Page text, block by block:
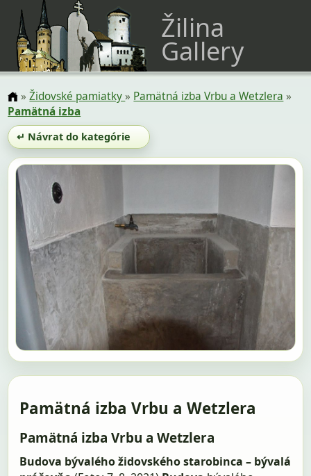
Žilina
Gallery
»Židovské pamiatky» Pamätná izba Vrbu a Wetzlera »
Pamätná izba
↵ Návrat do kategórie
Pamätná izba Vrbu a Wetzlera
Pamätná izba Vrbu a Wetzlera
Budova bývalého židovského starobinca – bývalá